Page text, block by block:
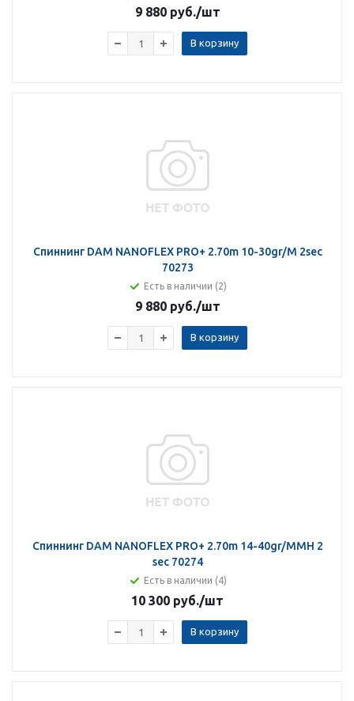
9 880 руб./шт
В корзину
Спиннинг DAM NANOFLEX PRO+ 2.70m 10-30gr/M 2sec
70273
Есть в наличии (2)
9 880 руб./шт
В корзину
Спиннинг DAM NANOFLEX PRO+ 2.70m 14-40gr/MMH 2
sec 70274
Есть в наличии (4)
10 300 руб./шт
В корзину